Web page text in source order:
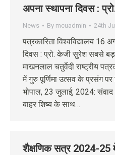
अपना स्थापना दिवस :
News By mcuadmin 24th
पत्रकारिता विश्वविद्यालय 16
दिवस : प्रो. केजी सुरेश सबसे
माखनलाल चतुर्वेदी राष्ट्रीय
में गुरु पूर्णिमा उत्सव के प्रसंग
भोपाल, 23 जुलाई, 2024:
बाहर शिष्य के साथ…
शैक्षणिक सत्र 2024-25 में